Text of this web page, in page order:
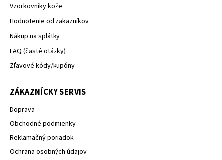
Vzorkovníky kože
Hodnotenie od zakazníkov
Nákup na splátky
FAQ (časté otázky)
Zľavové kódy/kupóny
ZÁKAZNÍCKY SERVIS
Doprava
Obchodné podmienky
Reklamačný poriadok
Ochrana osobných údajov